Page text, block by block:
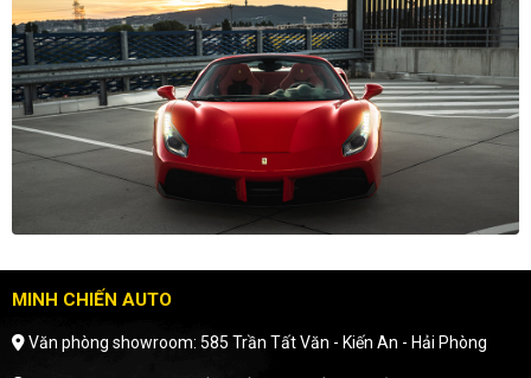
MINH CHIẾN AUTO
Văn phòng showroom: 585 Trần Tất Văn - Kiến An - Hải Phòng